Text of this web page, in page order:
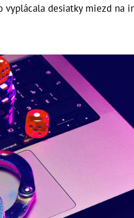
vyplácala desiatky miezd na